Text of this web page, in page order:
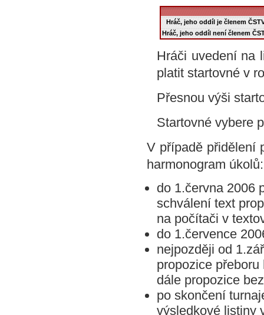
Hráč, jeho oddíl je členem
Hráč, jeho oddíl není členem
Hráči uvedení na
platit startovné v
Přesnou výši
Startovné vybere
V případě přidělení
harmonogram úkolů:
do 1.června 2006
schválení text
na počítači v
do 1.července
nejpozději od
propozice
dále propozice
po skončení
výsledkové listiny